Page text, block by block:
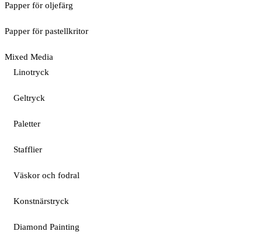
Papper för oljefärg
Papper för pastellkritor
Mixed Media
Linotryck
Geltryck
Paletter
Stafflier
Väskor och fodral
Konstnärstryck
Diamond Painting